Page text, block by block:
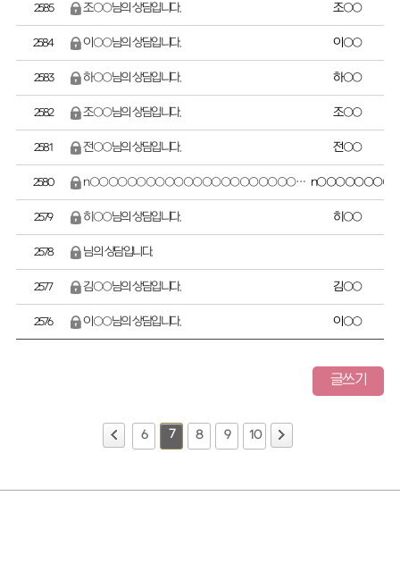
2585 조○○님의 상담입니다. 조○○
2584 이○○님의 상담입니다. 이○○
2583 하○○님의 상담입니다. 하○○
2582 조○○님의 상담입니다. 조○○
2581 전○○님의 상담입니다. 전○○
2580 n○○○○○○○○○○○○○○○○○○○○○○○님의 상담입니다.
2579 히○○님의 상담입니다. 히○○
2578 님의 상담입니다.
2577 김○○님의 상담입니다. 김○○
2576 이○○님의 상담입니다. 이○○
글쓰기
6 7 8 9 10